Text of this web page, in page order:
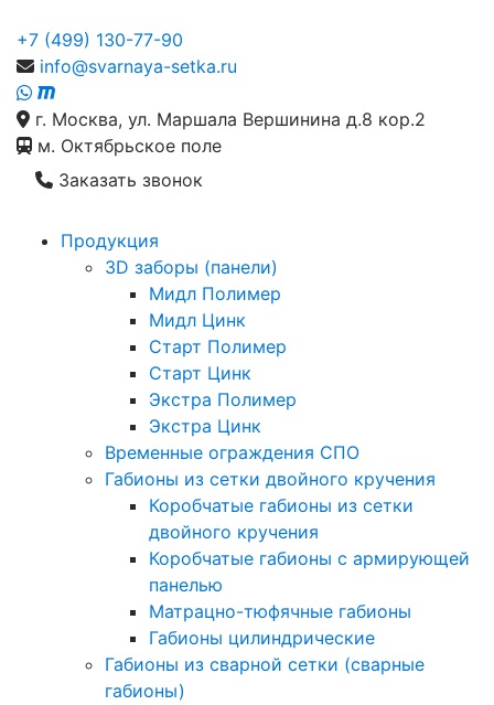
+7 (499) 130-77-90
info@svarnaya-setka.ru
г. Москва, ул. Маршала Вершинина д.8 кор.2
м. Октябрьское поле
Заказать звонок
Продукция
3D заборы (панели)
Мидл Полимер
Мидл Цинк
Старт Полимер
Старт Цинк
Экстра Полимер
Экстра Цинк
Временные ограждения СПО
Габионы из сетки двойного кручения
Коробчатые габионы из сетки
двойного кручения
Коробчатые габионы с армирующей
панелью
Матрацно-тюфячные габионы
Габионы цилиндрические
Габионы из сварной сетки (сварные
габионы)